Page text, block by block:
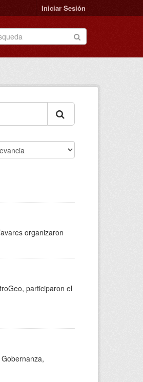
Iniciar Sesión
organizaron
participaron el